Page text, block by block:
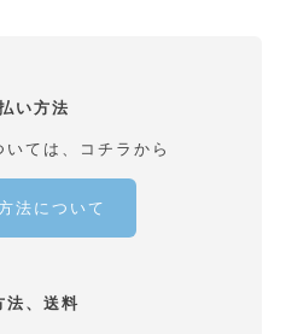
い方法
ては、コチラから
法について
法、送料